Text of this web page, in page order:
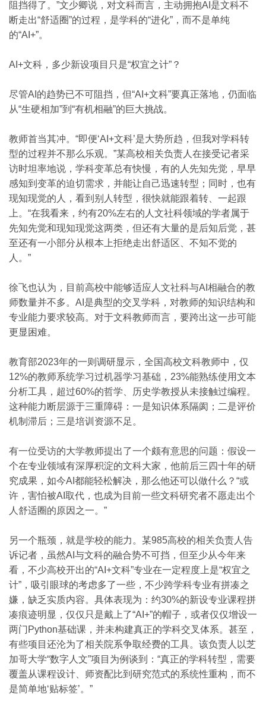
阻挡得了。”文少卿说，对文科而言，主动拥抱AI是文科不
断走出“舒适圈”的过程，是学科的“进化”，而不是单纯
的“AI+”。
AI+文科，多少新设项目只是“权宜之计”？
尽管AI的趋势已不可阻挡，但“AI+文科”要真正落地，仍面临
从“生硬相加”到“有机相融”的巨大挑战。
教师首当其冲。“即便‘AI+文科’是大势所趋，但我对学科转
型的过程并不那么乐观。”某高校相关负责人在接受记者采
访时坦率地说，学科变革总有快慢，有的人先知先觉，早早
感知到变革的迫切需求，并能让自己迅速转型；同时，也有
现知现觉的人，看到别人转型，很快就能跟着转、一起跟
上。“在我看来，约有20%左右的人文社科领域的学者属于
先知先觉和现知现觉这两类，但还有大量的是后知后觉，甚
至还有一小部分从根本上拒绝走出舒适区、不知不觉的
人。”
徐飞也认为，目前高校中能够适应人文社科与AI相融合的教
师数量并不多。AI是典型的交叉学科，对教师的知识结构和
专业能力要求较高。对于文科教师而言，要跨出这一步可能
更显困难。
教育部2023年的一则调研显示，全国高校文科教师中，仅
12%的教师系统学习过机器学习基础，23%能熟练使用文本
分析工具，超过60%的哲学、历史学教授从未接触过编程。
这种能力断层源于三重障碍：一是知识体系隔阂；二是评价
机制滞后；三是培训资源不足。
有一位受访的大学教师提出了一个颇有意思的问题：假设一
个在专业领域有深厚积淀的文科大家，他前后三四十年的研
究成果，如今AI都能轻松解决，那么他还可以做什么？“或
许，害怕被AI取代，也成为目前一些文科研究者不愿走出个
人舒适圈的原因之一。”
另一个瓶颈，就是学校的能力。某985高校的相关负责人告
诉记者，虽然AI与文科的融合势不可挡，但至少从今年来
看，不少高校开出的“AI+文科”专业在一定程度上是“权宜之
计”，吸引眼球的考虑多了一些，不少跨学科专业有拼凑之
嫌，缺乏实质内容。具体表现为：约30%的新设专业课程拼
凑痕迹明显，仅仅只是戴上了“AI+”的帽子，或者仅仅增设一
两门Python基础课，并未构建真正的学科交叉体系。甚至，
有些项目还沦为了相关院系争取经费的工具。该负责人以芝
加哥大学“数字人文”项目为例谈到：“真正的学科转型，需要
覆盖从课程设计、师资配比到研究范式的系统性重构，而不
是简单地‘贴标签’。”